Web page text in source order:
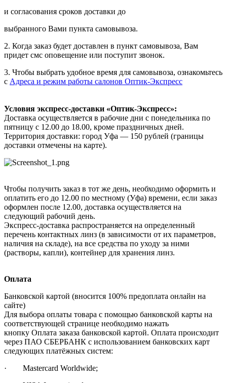
и согласования сроков доставки до
выбранного Вами пункта самовывоза.
2. Когда заказ будет доставлен в пункт самовывоза, Вам
придет смс оповещение или поступит звонок.
3. Чтобы выбрать удобное время для самовывоза, ознакомьтесь
с Адреса и режим работы салонов Оптик-Экспресс
Условия экспресс-доставки «Оптик-Экспресс»:
Доставка осуществляется в рабочие дни с понедельника по
пятницу с 12.00 до 18.00, кроме праздничных дней.
Территория доставки: город Уфа — 150 рублей (границы
доставки отмечены на карте).
Чтобы получить заказ в тот же день, необходимо оформить и
оплатить его до 12.00 по местному (Уфа) времени, если заказ
оформлен после 12.00, доставка осуществляется на
следующий рабочий день.
Экспресс-доставка распространяется на определенный
перечень контактных линз (в зависимости от их параметров,
наличия на складе), на все средства по уходу за ними
(растворы, капли), контейнер для хранения линз.
Оплата
Банковской картой (вносится 100% предоплата онлайн на
сайте)
Для выбора оплаты товара с помощью банковской карты на
соответствующей странице необходимо нажать
кнопку Оплата заказа банковской картой. Оплата происходит
через ПАО СБЕРБАНК с использованием банковских карт
следующих платёжных систем:
· Mastercard Worldwide;